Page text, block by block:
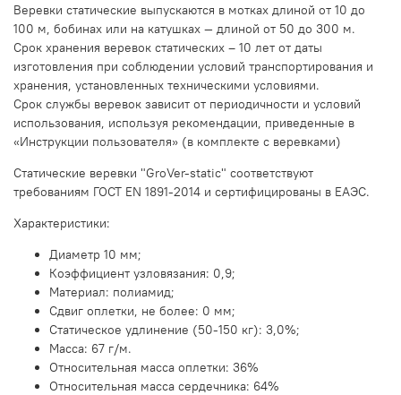
Веревки статические выпускаются в мотках длиной от 10 до
100 м, бобинах или на катушках — длиной от 50 до 300 м.
Срок хранения веревок статических – 10 лет от даты
изготовления при соблюдении условий транспортирования и
хранения, установленных техническими условиями.
Срок службы веревок зависит от периодичности и условий
использования, используя рекомендации, приведенные в
«Инструкции пользователя» (в комплекте с веревками)
Статические веревки "GroVer-static" соответствуют
требованиям ГОСТ EN 1891-2014 и сертифицированы в ЕАЭС.
Характеристики:
Диаметр 10 мм;
Коэффициент узловязания: 0,9;
Материал: полиамид;
Сдвиг оплетки, не более: 0 мм;
Статическое удлинение (50-150 кг): 3,0%;
Масса: 67 г/м.
Относительная масса оплетки: 36%
Относительная масса сердечника: 64%